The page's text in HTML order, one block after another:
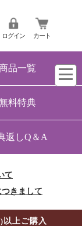
ログイン カート
品一覧
料特典
返しQ＆A
て
きまして
以上ご購入